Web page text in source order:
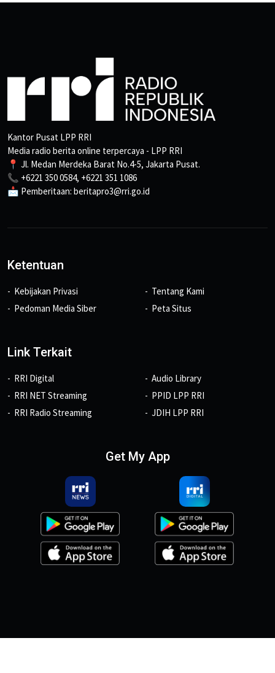
Kantor Pusat LPP RRI
Media radio berita online terpercaya - LPP RRI
📍 Jl. Medan Merdeka Barat No.4-5, Jakarta Pusat.
📞 +6221 350 0584, +6221 351 1086
📩 Pemberitaan: beritapro3@rri.go.id
Ketentuan
Kebijakan Privasi
Pedoman Media Siber
Tentang Kami
Peta Situs
Link Terkait
RRI Digital
RRI NET Streaming
RRI Radio Streaming
Audio Library
PPID LPP RRI
JDIH LPP RRI
Get My App